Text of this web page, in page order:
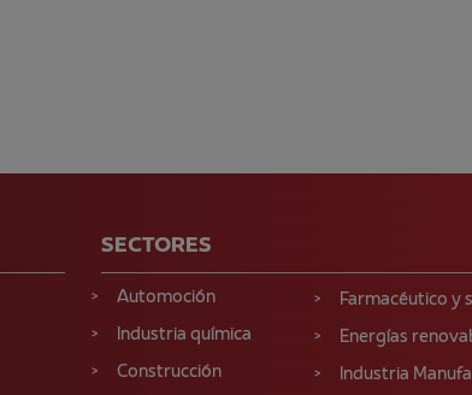
SECTORES
Automoción
Industria química
Construcción
Farmacéutico y
Energías
Industria